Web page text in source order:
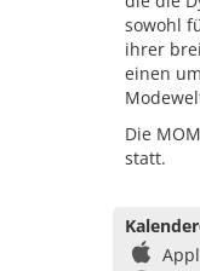
sowohl
ihrer
einen
Die
statt.